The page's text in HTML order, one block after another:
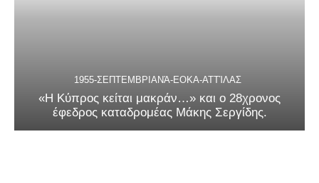
1955-ΣΕΠΤΕΜΒΡΙΑΝΆ-ΕΟΚΑ-ΑΤΤΊΛΑΣ
«Η Κύπρος κείται μακράν…» και ο 28χρονος
έφεδρος καταδρομέας Μάκης Σεργίδης.